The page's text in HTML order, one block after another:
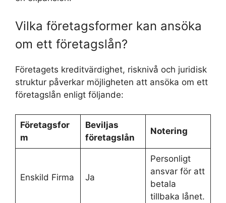
Vilka företagsformer kan ansöka
om ett företagslån?
Företagets kreditvärdighet, risknivå och juridisk
struktur påverkar möjligheten att ansöka om ett
företagslån enligt följande:
Företagsfor
m
Beviljas
företagslån
Notering
Enskild Firma Ja
Personligt
ansvar för att
betala
tillbaka lånet.